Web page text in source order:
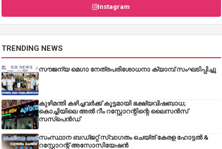
Instagram
TRENDING NEWS
സൗജന്യ മെഗാ നേത്രപരിശോധനാ ക്യാമ്പ് സംഘടിപ്പിച്ചു
കുഴിമന്തി കഴിച്ചവർക്ക് കൂട്ടമായി ഭക്ഷ്യവിഷബാധ;
കൊച്ചിയിലെ അൽ റീം റസ്റ്റോറന്റിന്റെ ലൈസൻസ്
സസ്പെൻഡ്
സംസ്ഥാന ബഡ്‌ജറ്റ് സ്വാഗതം ചെയ്ത് കേരള ഹോട്ടൽ &
റസ്റ്റോറന്റ് അസോസിയേഷൻ